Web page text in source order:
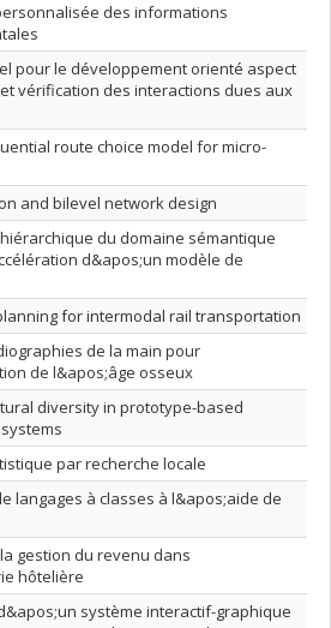
des informations
pour le développement orienté aspect
vérification des interactions dues aux
route choice model for micro-
and bilevel network design
du domaine sémantique
d&apos;un modèle de
for intermodal rail transportation
de la main pour
de l&apos;âge osseux
diversity in prototype-based
par recherche locale
langages à classes à l&apos;aide de
gestion du revenu dans
hôtelière
système interactif-graphique